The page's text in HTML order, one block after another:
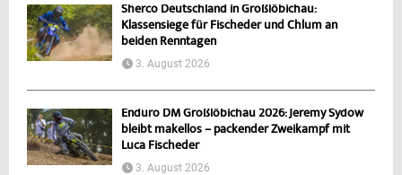
Sherco Deutschland in Großlöbichau:
Klassensiege für Fischeder und Chlum an
beiden Renntagen
3. August 2026
Enduro DM Großlöbichau 2026: Jeremy Sydow
bleibt makellos – packender Zweikampf mit
Luca Fischeder
3. August 2026